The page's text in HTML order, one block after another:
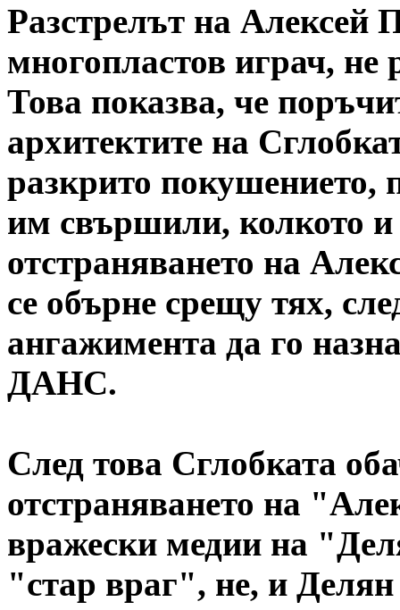
Разстрелът на Алексей
многопластов играч, не
Това показва, че
архитектите на
разкрито покушението,
им свършили, колкото и
отстраняването на
се обърне срещу тях,
ангажимента да го
ДАНС.
След това Сглобката
отстраняването на
вражески медии на
"стар враг", не, и